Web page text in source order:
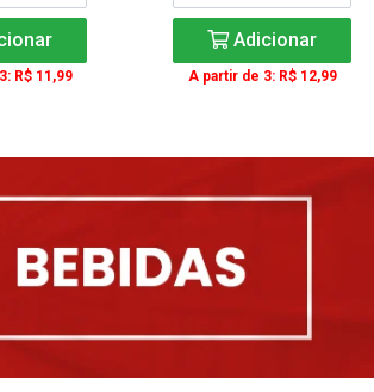
R$ 11,99
Adicionar
A partir de 3: R$ 12,99